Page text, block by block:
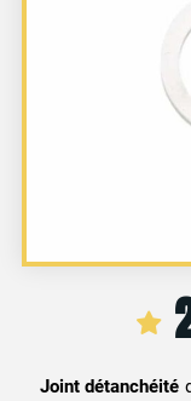
Joint détanchéité